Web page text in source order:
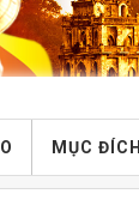
MỤC ĐÍCH